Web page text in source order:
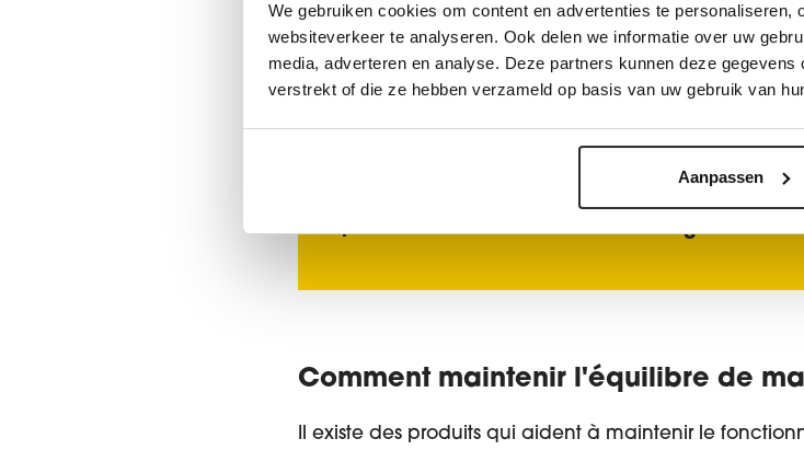
We gebruiken cookies om content en advertenties te
websiteverkeer te analyseren. Ook delen we informatie over uw
media, adverteren en analyse. Deze partners kunnen deze
verstrekt of die ze hebben verzameld op basis van uw gebruik van
Aanpassen
compromis. Les résidus de déchets qui se sont
transformés, ce qui complique l'arrivée des eaux
Comment maintenir l'équilibre de
Il existe des produits qui aident à maintenir le